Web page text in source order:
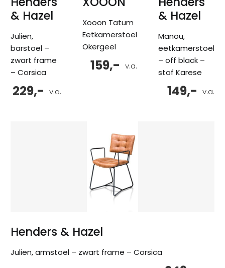
& Hazel
Julien,
barstoel –
zwart frame
– Corsica
v.a.
229,-
Xooon Tatum
Eetkamerstoel
Okergeel
v.a.
159,-
& Hazel
Manou,
eetkamerstoel
– off black –
stof Karese
v.a.
149,-
Henders & Hazel
Julien, armstoel – zwart frame – Corsica